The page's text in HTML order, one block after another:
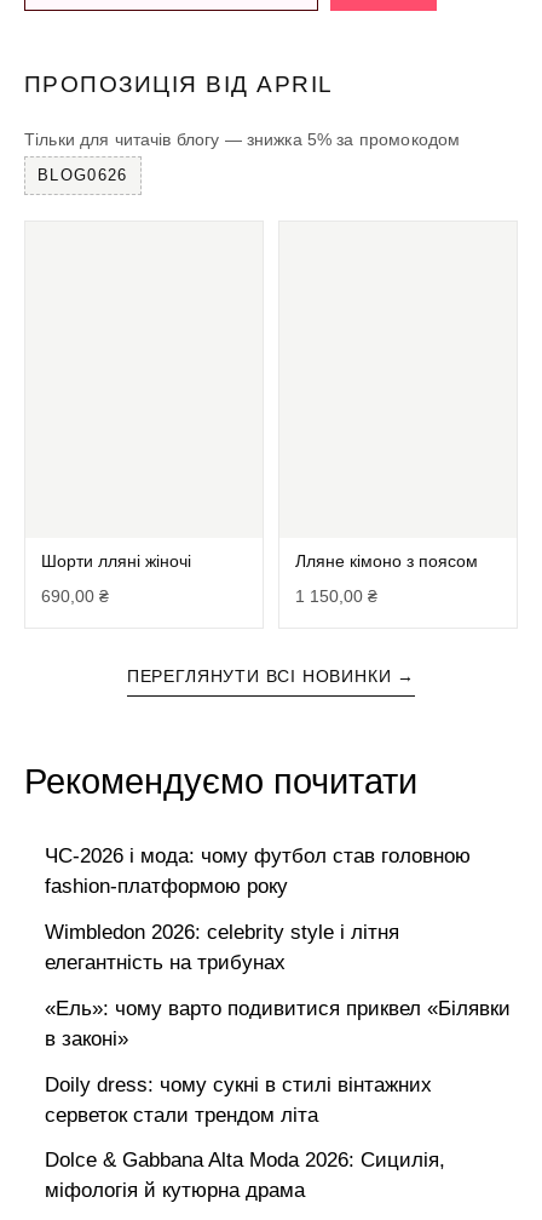
ПРОПОЗИЦІЯ ВІД APRIL
Тільки для читачів блогу — знижка 5% за промокодом
BLOG0626
Шорти лляні жіночі
690,00 ₴
Лляне кімоно з поясом
1 150,00₴
ПЕРЕГЛЯНУТИ ВСІ НОВИНКИ →
Рекомендуємо почитати
ЧС-2026 і мода: чому футбол став головною
fashion-платформою року
Wimbledon 2026: celebrity style і літня
елегантність на трибунах
«Ель»: чому варто подивитися приквел «Білявки
в законі»
Doily dress: чому сукні в стилі вінтажних
серветок стали трендом літа
Dolce & Gabbana Alta Moda 2026: Сицилія,
міфологія й кутюрна драма